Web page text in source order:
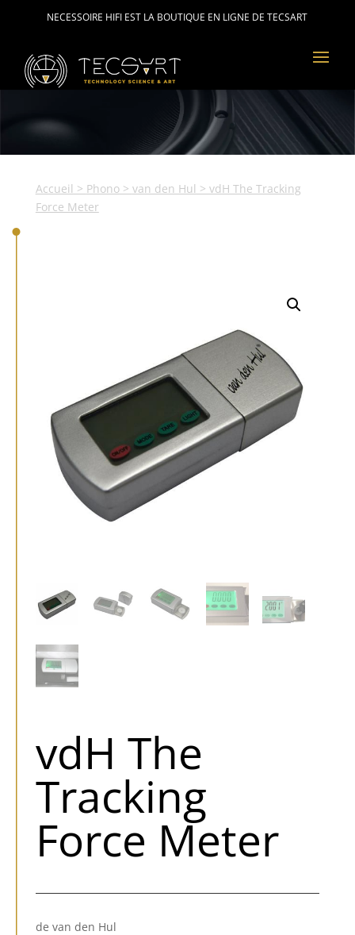
NECESSOIRE HIFI EST LA BOUTIQUE EN LIGNE DE TECSART
Accueil > Phono> van den Hul > vdH The Tracking
Force Meter
vdH The
Tracking
Force Meter
de van den Hul